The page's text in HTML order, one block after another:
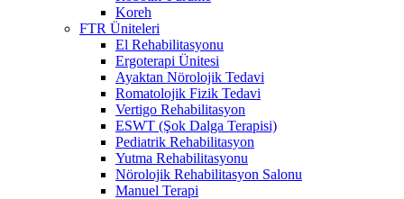
Koreh
FTR Üniteleri
El Rehabilitasyonu
Ergoterapi Ünitesi
Ayaktan Nörolojik Tedavi
Romatolojik Fizik Tedavi
Vertigo Rehabilitasyon
ESWT (Şok Dalga Terapisi)
Pediatrik Rehabilitasyon
Yutma Rehabilitasyonu
Nörolojik Rehabilitasyon Salonu
Manuel Terapi